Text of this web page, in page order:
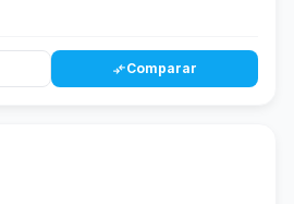
compare_arrowsComparar